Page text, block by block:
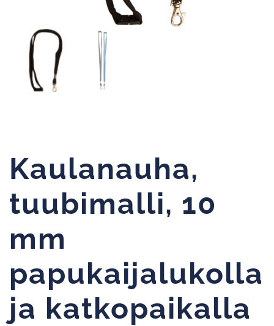
Kaulanauha,
tuubimalli, 10
mm
papukaijalukolla
ja katkopaikalla